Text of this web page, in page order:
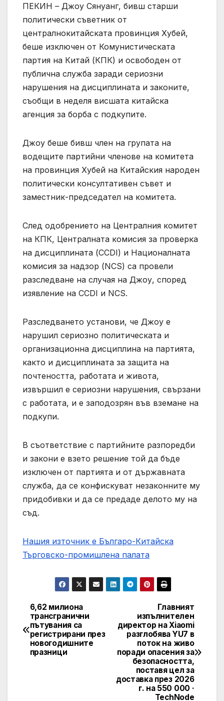
ПЕКИН – Джоу Сянуанг, бивш старши
политически съветник от
централнокитайската провинция Хубей,
беше изключен от Комунистическата
партия на Китай (КПК) и освободен от
публична служба заради сериозни
нарушения на дисциплината и законите,
съобщи в неделя висшата китайска
агенция за борба с подкупите.
Джоу беше бивш член на групата на
водещите партийни членове на комитета
на провинция Хубей на Китайския народен
политически консултативен съвет и
заместник-председател на комитета.
След одобрението на Централния комитет
на КПК, Централната комисия за проверка
на дисциплината (CCDI) и Националната
комисия за надзор (NCS) са провели
разследване на случая на Джоу, според
изявление на CCDI и NCS.
Разследването установи, че Джоу е
нарушил сериозно политическата и
организационна дисциплина на партията,
както и дисциплината за защита на
почтеността, работата и живота,
извършил е сериозни нарушения, свързани
с работата, и е заподозрян във вземане на
подкупи.
В съответствие с партийните разпоредби
и закони е взето решение той да бъде
изключен от партията и от държавната
служба, да се конфискуват незаконните му
придобивки и да се предаде делото му на
съд.
Нашия източник е Българо-Китайска
Търговско-промишлена палaта
Post
navigation
Главният
изпълнителен
директор на Xiaomi
разглобява YU7 в
поток на живо
поради опасения за
безопасността,
поставя цел за
доставка през 2026
г. на 550 000 ·
TechNode
6,62 милиона
трансгранични
пътувания са
регистрирани през
новогодишните
празници